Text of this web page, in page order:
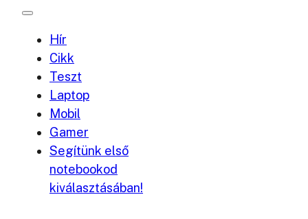
Hír
Cikk
Teszt
Laptop
Mobil
Gamer
Segítünk első
notebookod
kiválasztásában!